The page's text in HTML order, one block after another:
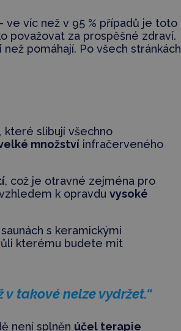
ve víc než v 95 % případů je toto
považovat za prospěšné zdraví.
než pomáhají. Po všech stránkách
které slibují všechno
množstvíinfračerveného
, což je otravné zejména pro
k opravdu vysoké
s keramickými
kterému budete mít
takové nelze vydržet.“
není splněn účel terapie